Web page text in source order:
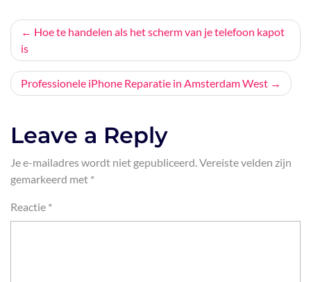
Bericht
navigatie
Hoe te handelen als het scherm van je telefoon kapot
is
Professionele iPhone Reparatie in Amsterdam West
Leave a Reply
Je e-mailadres wordt niet gepubliceerd.Vereiste velden zijn
gemarkeerd met *
Reactie *